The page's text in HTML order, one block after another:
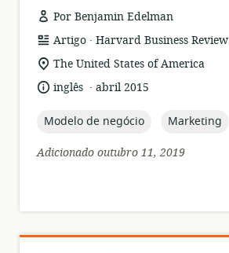
Por Benjamin Edelman
formato
de
recurso:
Artigo .
Editor:Harvard Business Review
local
de
relevância:
The United States of America
idioma:
inglês .
data
publicação:
abril 2015
topic:
Modelo de negócio topic:
Marketing
Adicionado outubro 11, 2019